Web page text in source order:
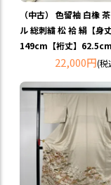
（中古） 色留袖 白橡
ル 総刺繍 松 袷 絹【身丈
149cm【裄丈】62.5cm
22,000円(税